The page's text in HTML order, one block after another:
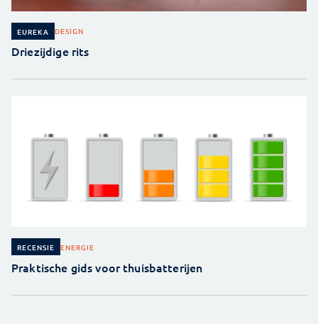
EUREKA DESIGN
Driezijdige rits
RECENSIE ENERGIE
Praktische gids voor thuisbatterijen